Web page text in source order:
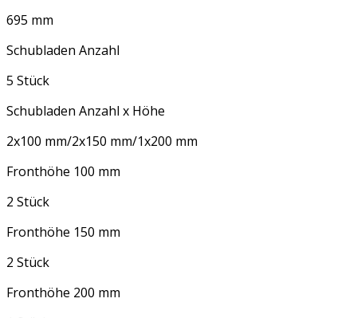
695 mm
Schubladen Anzahl
5 Stück
Schubladen Anzahl x Höhe
2x100 mm/2x150 mm/1x200 mm
Fronthöhe 100 mm
2 Stück
Fronthöhe 150 mm
2 Stück
Fronthöhe 200 mm